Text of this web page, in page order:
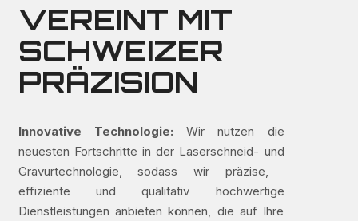
VEREINT MIT
SCHWEIZER
PRÄZISION
Innovative Technologie: Wir nutzen die
neuesten Fortschritte in der Laserschneid- und
Gravurtechnologie, sodass wir präzise, ​​
effiziente und qualitativ hochwertige
Dienstleistungen anbieten können, die auf Ihre